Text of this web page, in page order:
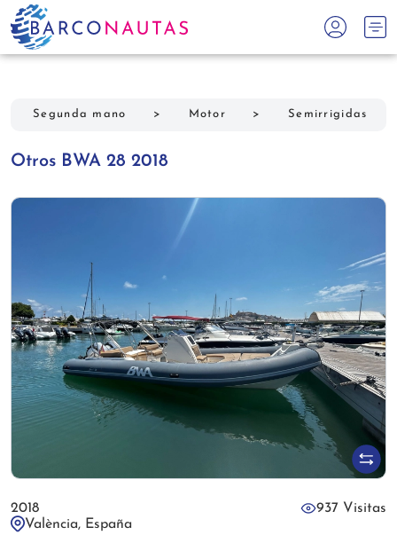
Segunda mano > Motor > Semirrigidas
Otros BWA 28 2018
2018
937 Visitas
València, España